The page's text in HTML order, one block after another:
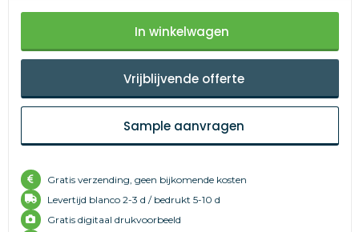
In winkelwagen
Vrijblijvende offerte
Sample aanvragen
Gratis verzending, geen bijkomende kosten
Levertijd blanco 2-3 d / bedrukt 5-10 d
Gratis digitaal drukvoorbeeld